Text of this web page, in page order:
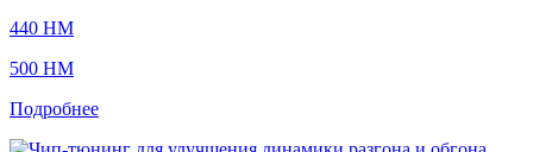
440 HM
500 HM
Подробнее